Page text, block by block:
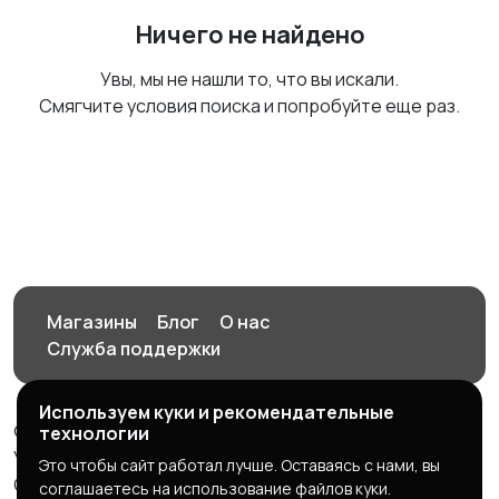
Ничего не найдено
Увы, мы не нашли то, что вы искали.
Смягчите условия поиска и попробуйте еще раз.
Магазины Блог
О нас
Служба поддержки
© 2026 Орен-АЙ - Авто | Недвижимость | Работа |
Услуги
Создал Карусов Е.С ООО "ЦПК" ИНН 5609203278 ОГРН
Используем куки и рекомендательные
технологии
Это чтобы сайт работал лучше. Оставаясь с нами, вы
соглашаетесь на использование файлов куки.